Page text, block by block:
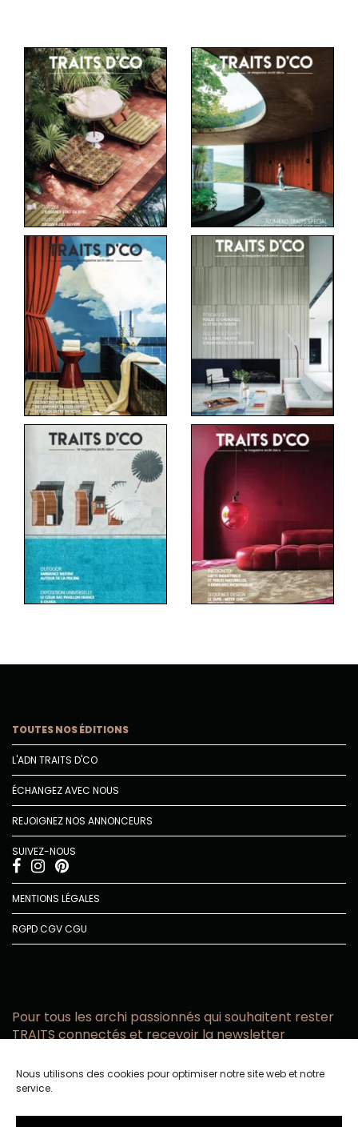
Nous utilisons des cookies pour optimiser notre site web et notre
service.
TOUTES NOS ÉDITIONS
L'ADN TRAITS D'CO
ÉCHANGEZ AVEC NOUS
REJOIGNEZ NOS ANNONCEURS
SUIVEZ-NOUS
MENTIONS LÉGALES
RGPDCGVCGU
Pour tous les archi passionnés qui souhaitent rester
TRAITS connectés et recevoir la newsletter
email
confidentialité.